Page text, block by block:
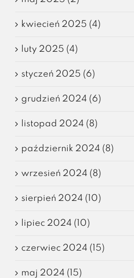
kwiecień 2025 (4)
luty 2025 (4)
styczeń 2025 (6)
grudzień 2024 (6)
listopad 2024 (8)
październik 2024 (8)
wrzesień 2024 (8)
sierpień 2024 (10)
lipiec 2024 (10)
czerwiec 2024 (15)
maj 2024 (15)